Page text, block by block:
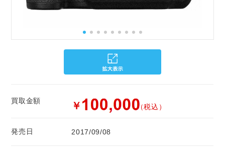
買取金額 ￥ （税込）
発売日 2017/09/08